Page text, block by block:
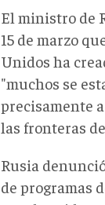
El ministro de
15 de marzo
Unidos ha
"muchos se
precisamente
las fronteras
Rusia
de programas